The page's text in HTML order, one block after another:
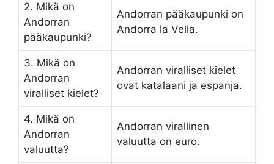
2. Mikä on
Andorran
pääkaupunki?
Andorran pääkaupunki on
Andorra la Vella.
3. Mikä on
Andorran
viralliset kielet?
Andorran viralliset kielet
ovat katalaani ja espanja.
4. Mikä on
Andorran
valuutta?
Andorran virallinen
valuutta on euro.